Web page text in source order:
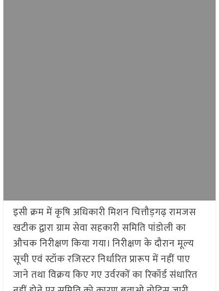
इसी क्रम में कृषि अधिकारी मिशन चित्तौड़गढ़ रामजस
खटीक द्वारा ग्राम सेवा सहकारी समिति पांडोली का
औचक निरीक्षण किया गया। निरीक्षण के दौरान मूल्य
सूची एवं स्टॉक रजिस्टर निर्धारित प्रारूप में नहीं पाए
जाने तथा विक्रय किए गए उर्वरकों का रिकॉर्ड संधारित